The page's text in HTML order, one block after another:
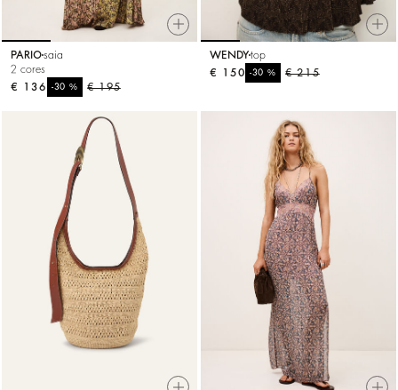
PARIOsaia
2 cores
€ 195
-30%
€ 136
WENDYtop
€ 215
-30%
€ 150